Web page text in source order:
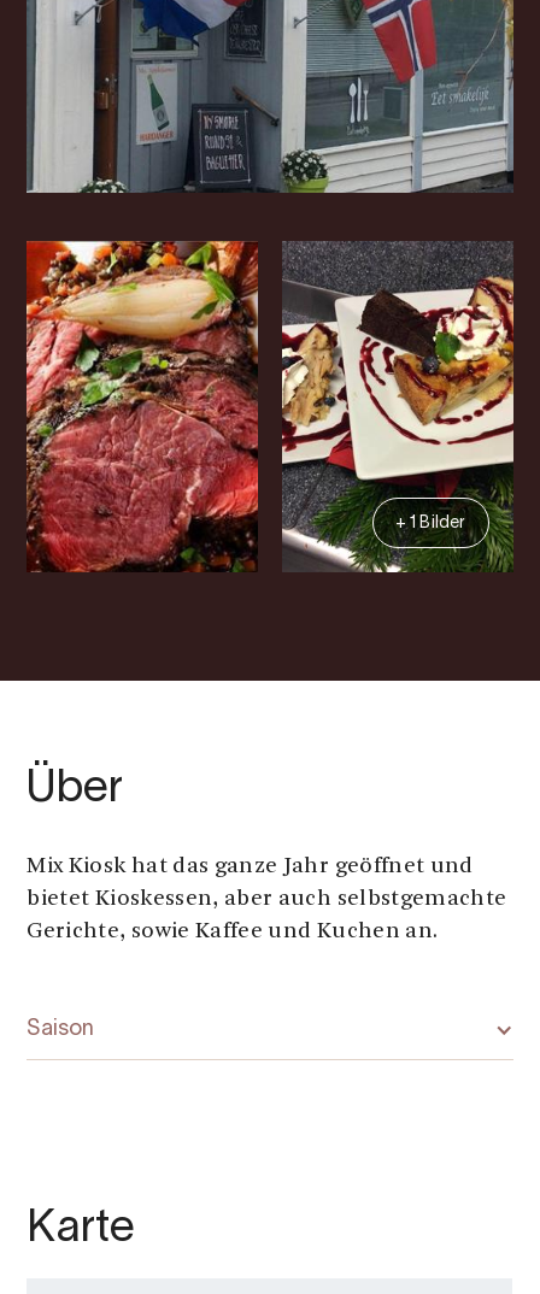
+ 1 Bilder
Über
Mix Kiosk hat das ganze Jahr geöffnet und
bietet Kioskessen, aber auch selbstgemachte
Gerichte, sowie Kaffee und Kuchen an.
Saison
Karte